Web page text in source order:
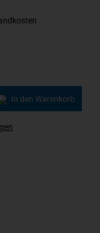
In den Warenkorb